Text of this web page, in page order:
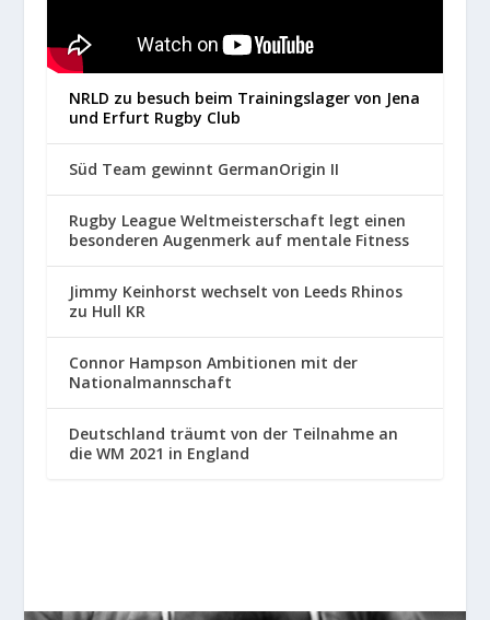
NRLD zu besuch beim Trainingslager von Jena
und Erfurt Rugby Club
Süd Team gewinnt GermanOrigin II
Rugby League Weltmeisterschaft legt einen
besonderen Augenmerk auf mentale Fitness
Jimmy Keinhorst wechselt von Leeds Rhinos
zu Hull KR
Connor Hampson Ambitionen mit der
Nationalmannschaft
Deutschland träumt von der Teilnahme an
die WM 2021 in England